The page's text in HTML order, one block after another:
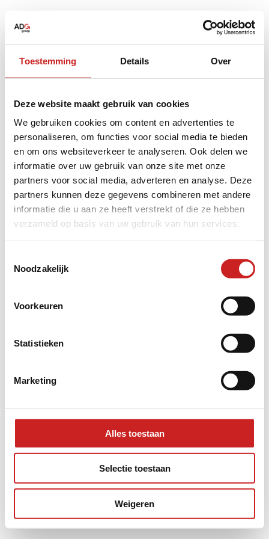
Toestemming Details Over
Deze website maakt gebruik van cookies
We gebruiken cookies om content en advertenties te
personaliseren, om functies voor social media te bieden
en om ons websiteverkeer te analyseren. Ook delen we
informatie over uw gebruik van onze site met onze
partners voor social media, adverteren en analyse. Deze
partners kunnen deze gegevens combineren met andere
informatie die u aan ze heeft verstrekt of die ze hebben
verzameld op basis van uw gebruik van hun services.
Noodzakelijk
Voorkeuren
Statistieken
Marketing
Alles toestaan
Selectie toestaan
Weigeren
loadingwww.adggroep.nl
for more